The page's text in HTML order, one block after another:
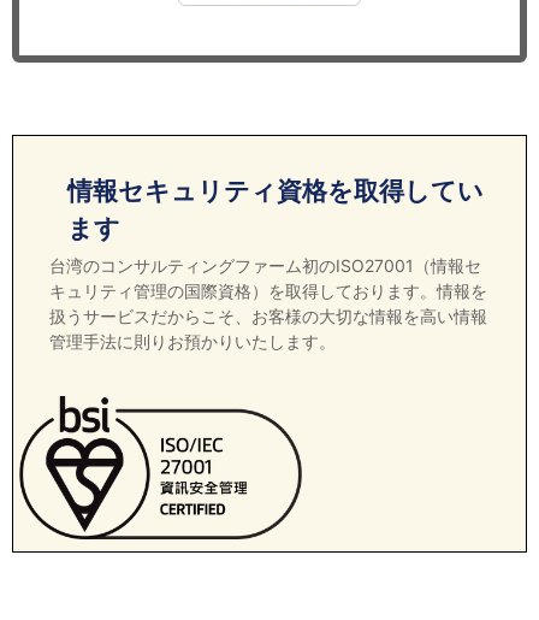
情報セキュリティ資格を取得してい
ます
台湾のコンサルティングファーム初のISO27001（情報セ
キュリティ管理の国際資格）を取得しております。情報を
扱うサービスだからこそ、お客様の大切な情報を高い情報
管理手法に則りお預かりいたします。